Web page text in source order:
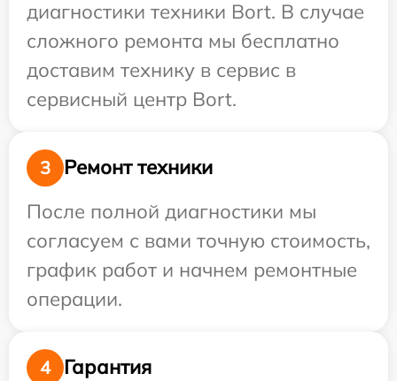
диагностики техники Bort. В случае
сложного ремонта мы бесплатно
доставим технику в сервис в
сервисный центр Bort.
3
Ремонт техники
После полной диагностики мы
согласуем с вами точную стоимость,
график работ и начнем ремонтные
операции.
4
Гарантия